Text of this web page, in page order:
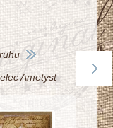
Ametyst